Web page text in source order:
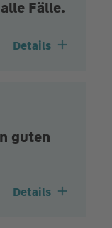
Fälle.
Details
guten
Details